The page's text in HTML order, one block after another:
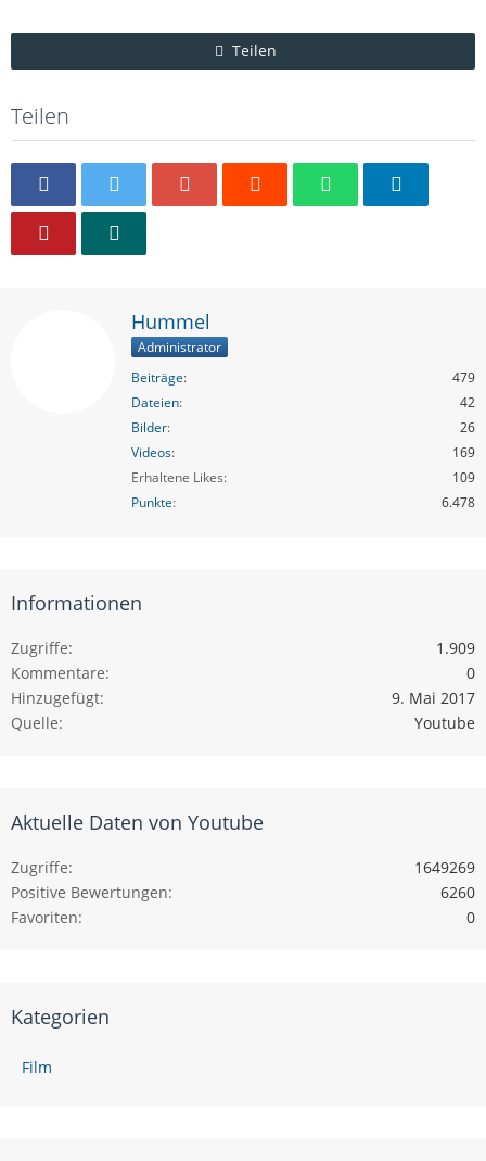
Teilen
Teilen
Hummel
Administrator
Beiträge
479
Dateien
42
Bilder
26
Videos
169
Erhaltene Likes
109
Punkte
6.478
Informationen
Zugriffe
1.909
Kommentare
0
Hinzugefügt
9. Mai 2017
Quelle
Youtube
Aktuelle Daten von Youtube
Zugriffe
1649269
Positive Bewertungen
6260
Favoriten
0
Kategorien
Film